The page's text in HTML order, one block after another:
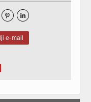
 
e-mail